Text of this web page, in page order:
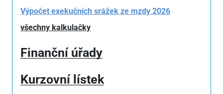
Výpočet exekučních srážek ze mzdy 2026
všechny kalkulačky
Finanční úřady
Kurzovní lístek